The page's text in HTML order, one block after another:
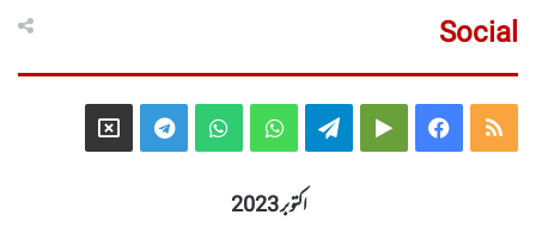
Social
RSS
Facebook
Google
Telegram
WhatsApp
WhatsApp
Telegram
X
اکتوبر 2023